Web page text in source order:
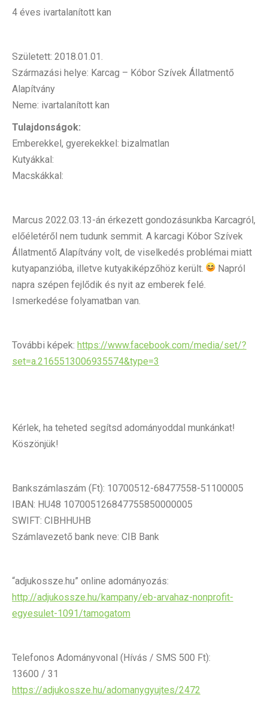
4 éves ivartalanított kan
Született: 2018.01.01.
Származási helye: Karcag – Kóbor Szívek Állatmentő
Alapítvány
Neme: ivartalanított kan
Tulajdonságok:
Emberekkel, gyerekekkel: bizalmatlan
Kutyákkal:
Macskákkal:
Marcus 2022.03.13-án érkezett gondozásunkba Karcagról,
előéletéről nem tudunk semmit. A karcagi Kóbor Szívek
Állatmentő Alapítvány volt, de viselkedés problémai miatt
kutyapanzióba, illetve kutyakiképzőhöz került.
Napról
napra szépen fejlődik és nyit az emberek felé.
Ismerkedése folyamatban van.
További képek: https://www.facebook.com/media/set/?
set=a.2165513006935574&type=3
Kérlek, ha teheted segítsd adományoddal munkánkat!
Köszönjük!
Bankszámlaszám (Ft): 10700512-68477558-51100005
IBAN: HU48 107005126847755850000005
SWIFT: CIBHHUHB
Számlavezető bank neve: CIB Bank
“adjukossze.hu” online adományozás:
http://adjukossze.hu/kampany/eb-arvahaz-nonprofit-
egyesulet-1091/tamogatom
Telefonos Adományvonal (Hívás / SMS 500 Ft):
13600 / 31
https://adjukossze.hu/adomanygyujtes/2472